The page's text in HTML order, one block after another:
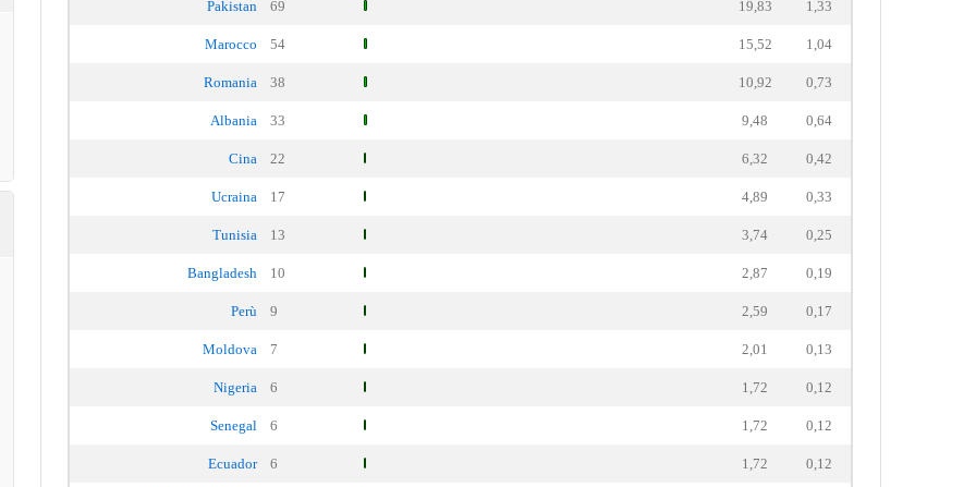
Pakistan 69 19,83 1,33
Marocco 54 15,52 1,04
Romania 38 10,92 0,73
Albania 33 9,48 0,64
Cina 22 6,32 0,42
Ucraina 17 4,89 0,33
Tunisia 13 3,74 0,25
Bangladesh 10 2,87 0,19
Perù 9 2,59 0,17
Moldova 7 2,01 0,13
Nigeria 6 1,72 0,12
Senegal 6 1,72 0,12
Ecuador 6 1,72 0,12